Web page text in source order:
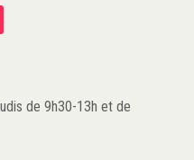
de 9h30-13h et de